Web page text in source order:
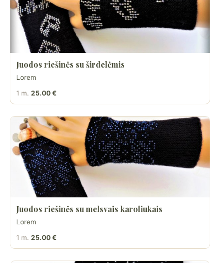
Juodos riešinės su širdelėmis
Lorem
1 m. 25.00 €
Juodos riešinės su melsvais karoliukais
Lorem
1 m. 25.00 €